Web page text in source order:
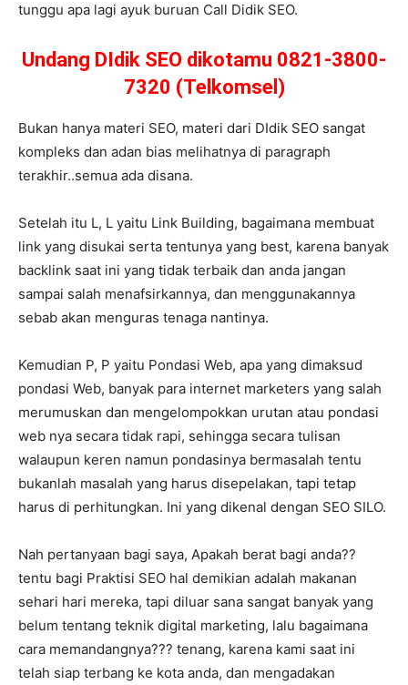
tunggu apa lagi ayuk buruan Call Didik SEO.
Undang DIdik SEO dikotamu 0821-3800-
7320 (Telkomsel)
Bukan hanya materi SEO, materi dari DIdik SEO sangat
kompleks dan adan bias melihatnya di paragraph
terakhir..semua ada disana.
Setelah itu L, L yaitu Link Building, bagaimana membuat
link yang disukai serta tentunya yang best, karena banyak
backlink saat ini yang tidak terbaik dan anda jangan
sampai salah menafsirkannya, dan menggunakannya
sebab akan menguras tenaga nantinya.
Kemudian P, P yaitu Pondasi Web, apa yang dimaksud
pondasi Web, banyak para internet marketers yang salah
merumuskan dan mengelompokkan urutan atau pondasi
web nya secara tidak rapi, sehingga secara tulisan
walaupun keren namun pondasinya bermasalah tentu
bukanlah masalah yang harus disepelakan, tapi tetap
harus di perhitungkan. Ini yang dikenal dengan SEO SILO.
Nah pertanyaan bagi saya, Apakah berat bagi anda??
tentu bagi Praktisi SEO hal demikian adalah makanan
sehari hari mereka, tapi diluar sana sangat banyak yang
belum tentang teknik digital marketing, lalu bagaimana
cara memandangnya??? tenang, karena kami saat ini
telah siap terbang ke kota anda, dan mengadakan